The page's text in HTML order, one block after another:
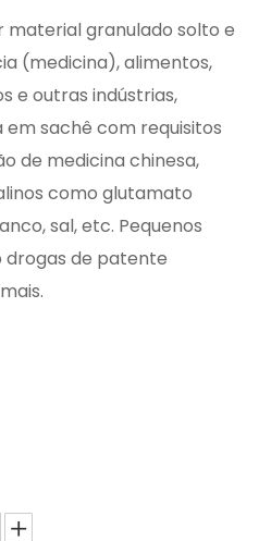
granulado solto e
(medicina), alimentos,
e outras indústrias,
sachê com requisitos
de medicina chinesa,
como glutamato
sal, etc. Pequenos
drogas de patente